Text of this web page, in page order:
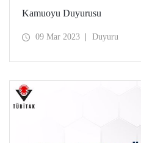
Kamuoyu Duyurusu
09 Mar 2023 Duyuru